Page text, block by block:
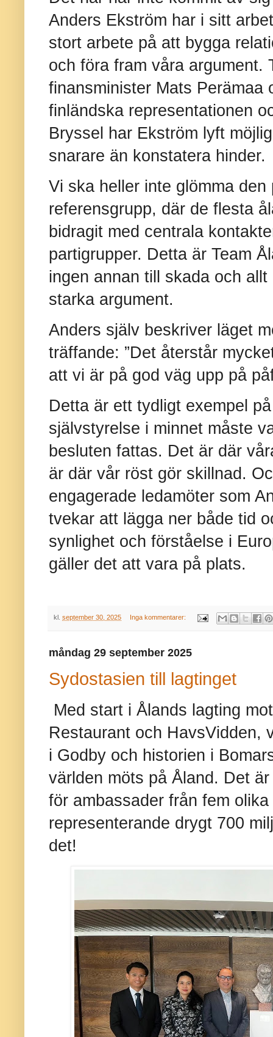
Anders Ekström har i sitt
stort arbete på att bygga
och föra fram våra argument.
finansminister Mats Perämaa
finländska representationen
Bryssel har Ekström lyft
snarare än konstatera hinder.
Vi ska heller inte glömma den
referensgrupp, där de flesta
bidragit med centrala
partigrupper. Detta är Team
ingen annan till skada och
starka argument.
Anders själv beskriver läget
träffande: ”Det återstår
att vi är på god väg upp på
Detta är ett tydligt exempel
självstyrelse i minnet måste
besluten fattas. Det är där
är där vår röst gör skillnad.
engagerade ledamöter som
tvekar att lägga ner både tid
synlighet och förståelse i
gäller det att vara på plats.
kl. september 30, 2025 Inga kommentarer:
måndag 29 september 2025
Sydostasien till lagtinget
Med start i Ålands lagting
Restaurant och HavsVidden,
i Godby och historien i
världen möts på Åland. Det
för ambassader från fem
representerande drygt 700
det!